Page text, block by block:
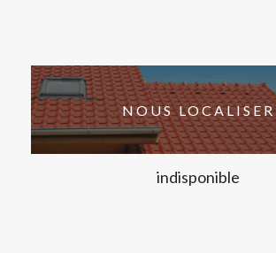
NOUS LOCALISER
indisponible